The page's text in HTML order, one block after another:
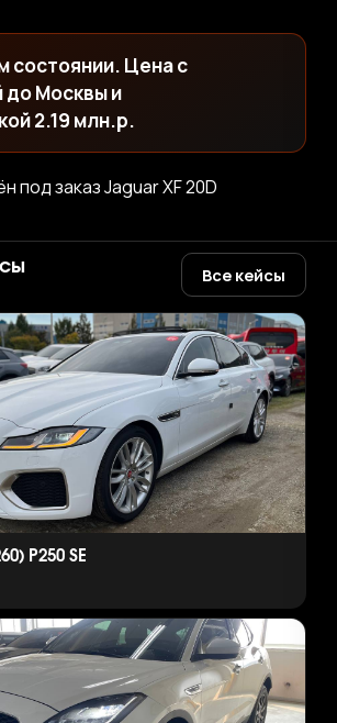
состоянии. Цена с
до Москвы и
2.19 млн.р.
под заказ Jaguar XF 20D
Все кейсы
P250 SE